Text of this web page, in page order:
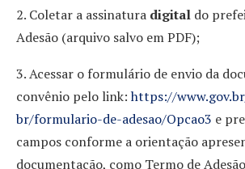
2. Coletar a assinatura digital do
Adesão (arquivo salvo em PDF);
3. Acessar o formulário de envio da
convênio pelo link:https://
br/formulario-de-adesao/Opcao3 e
campos conforme a orientação
documentação, como Termo de